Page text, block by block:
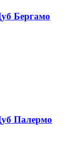
Бергамо
Палермо